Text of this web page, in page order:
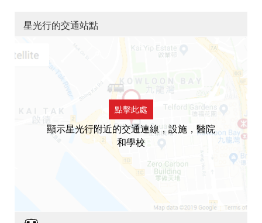
星光行的交通站點
點擊此處
顯示星光行附近的交通連線，設施，醫院
和學校